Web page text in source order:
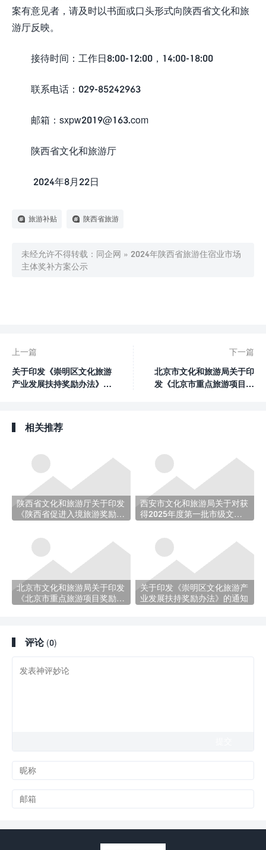
案有意见者，请及时以书面或口头形式向陕西省文化和旅
游厅反映。
接待时间：工作日8:00-12:00，14:00-18:00
联系电话：029-85242963
邮箱：sxpw2019@163.com
陕西省文化和旅游厅
2024年8月22日
旅游补贴 陕西省旅游
未经允许不得转载： 同企网 » 2024年陕西省旅游住宿业市场
主体奖补方案公示
上一篇
关于印发《崇明区文化旅游
产业发展扶持奖励办法》的
下一篇
北京市文化和旅游局关于印
发《北京市重点旅游项目奖
相关推荐
陕西省文化和旅游厅关于印发
《陕西省促进入境旅游奖励方
西安市文化和旅游局关于对获
得2025年度第一批市级文化
北京市文化和旅游局关于印发
《北京市重点旅游项目奖励和
关于印发《崇明区文化旅游产
业发展扶持奖励办法》的通知
评论 (0)